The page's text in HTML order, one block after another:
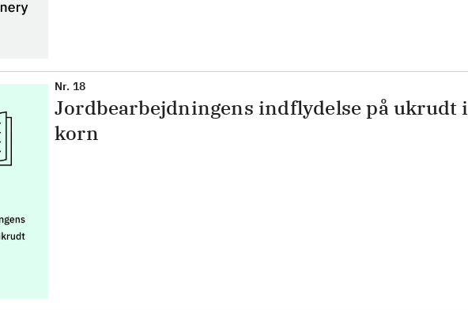
Nr. 18
Jordbearbejdningens indflydelse på ukrudt i
korn